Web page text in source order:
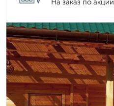
На заказ по акции